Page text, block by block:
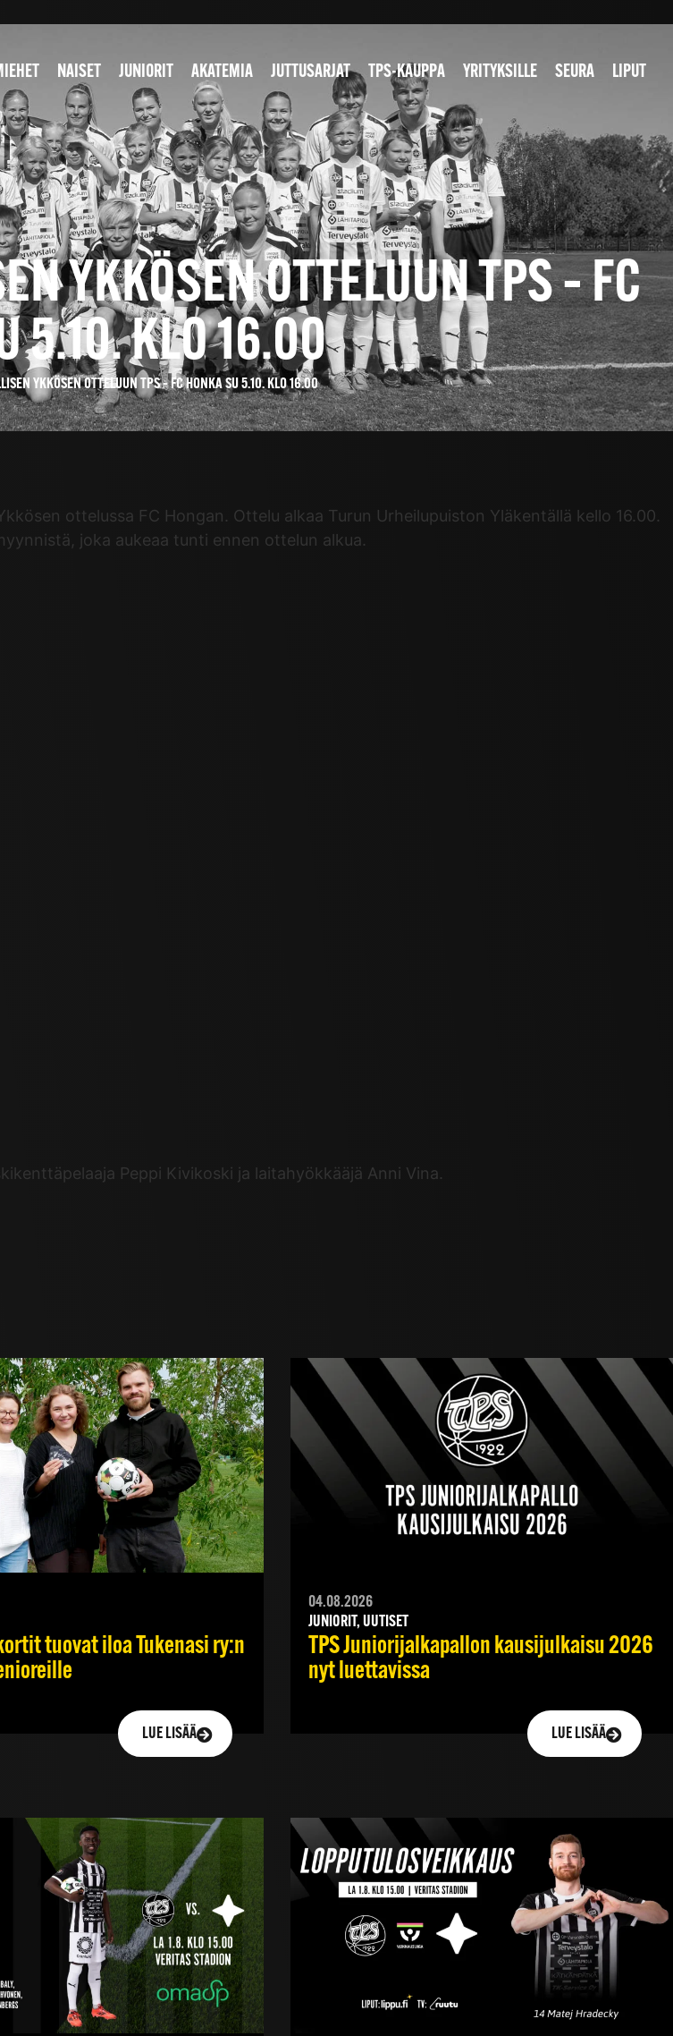
NAISET JUNIORIT AKATEMIA JUTTUSARJAT TPS-KAUPPA YRITYKSILLE SEURA LIPUT
YKKÖSEN OTTELUUN TPS – FC
5.10. KLO 16.00
YKKÖSEN OTTELUUN TPS – FC HONKA SU 5.10. KLO 16.00
ottelussa FC Hongan. Ottelu alkaa Turun Urheilupuiston Yläkentällä kello 16.00.
joka aukeaa tunti ennen ottelun alkua.
Peppi Kivikoski ja laitahyökkääjä Anni Vina.
tuovat iloa Tukenasi ry:n
LUE LISÄÄ
04.08.2026
JUNIORIT, UUTISET
TPS Juniorijalkapallon kausijulkaisu 2026
nyt luettavissa
LUE LISÄÄ